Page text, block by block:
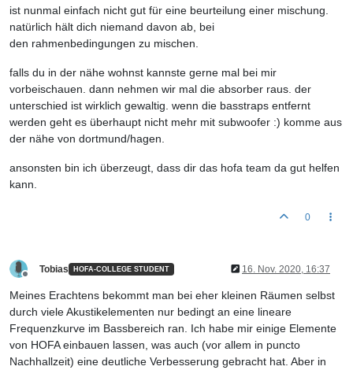
ist nunmal einfach nicht gut für eine beurteilung einer mischung.
natürlich hält dich niemand davon ab, bei
den rahmenbedingungen zu mischen.
falls du in der nähe wohnst kannste gerne mal bei mir
vorbeischauen. dann nehmen wir mal die absorber raus. der
unterschied ist wirklich gewaltig. wenn die basstraps entfernt
werden geht es überhaupt nicht mehr mit subwoofer :) komme aus
der nähe von dortmund/hagen.
ansonsten bin ich überzeugt, dass dir das hofa team da gut helfen
kann.
0
Offline
Tobias HOFA-COLLEGE STUDENT 16. Nov. 2020, 16:37
Meines Erachtens bekommt man bei eher kleinen Räumen selbst
durch viele Akustikelementen nur bedingt an eine lineare
Frequenzkurve im Bassbereich ran. Ich habe mir einige Elemente
von HOFA einbauen lassen, was auch (vor allem in puncto
Nachhallzeit) eine deutliche Verbesserung gebracht hat. Aber in